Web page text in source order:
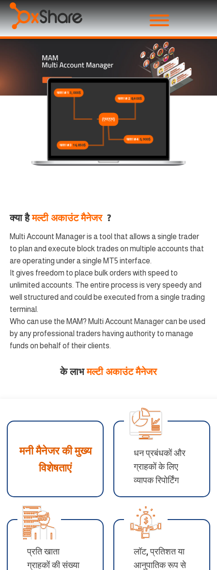
खाता #1 3,000$
खाता #2 8,400$
खाता #3 16,850$
खाता #4 5,900$
(एमएएम)
क्या हैमल्टी अकाउंट मैनेजर ?
Multi Account Manager is a tool that allows a single trader
to plan and execute block trades on multiple accounts that
are operating under a single MT5 interface.
It gives freedom to place bulk orders with speed to
unlimited accounts. The entire process is very speedy and
well structured and could be executed from a single trading
terminal.
Who can use the MAM? Multi Account Manager can be used
by any professional traders having authority to manage
funds on behalf of their clients.
के लाभमल्टी अकाउंट मैनेजर
मनी मैनेजर की मुख्य
विशेषताएं
धन प्रबंधकों और
ग्राहकों के लिए
व्यापक रिपोर्टिंग
प्रति खाता
ग्राहकों की संख्या
लॉट, प्रतिशत या
आनुपातिक रूप से